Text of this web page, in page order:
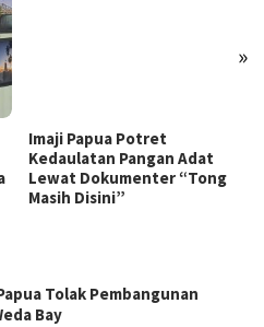
»
Imaji Papua Potret
Kedaulatan Pangan Adat
Lewat Dokumenter “Tong
Masih Disini”
Tolak Pembangunan
Bay